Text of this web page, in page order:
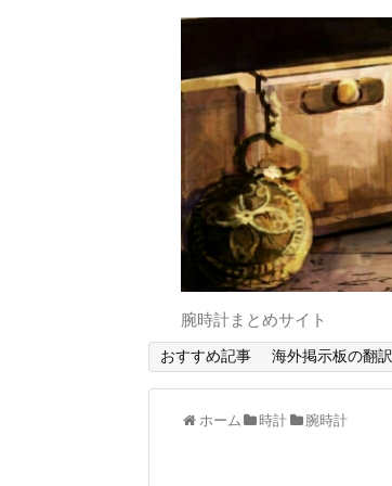
腕時計まとめサイト
おすすめ記事 海外掲示板の翻訳
ホーム 時計 腕時計